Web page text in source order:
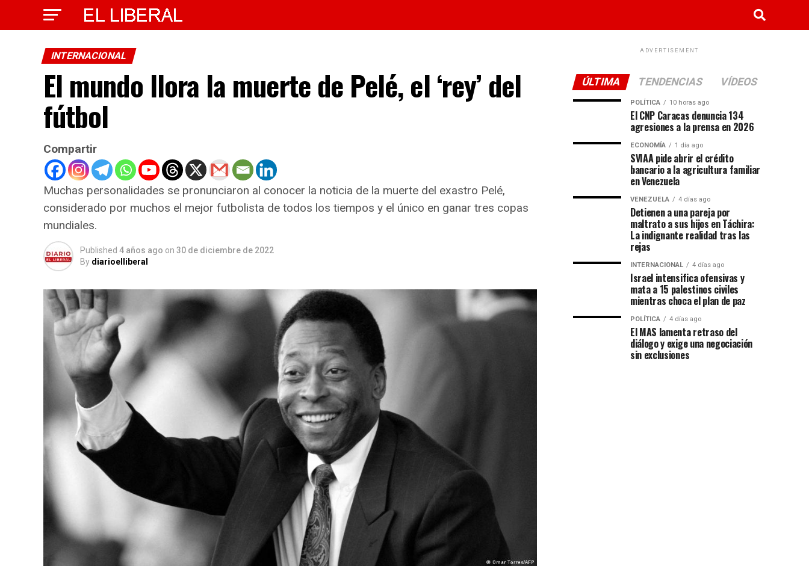
INTERNACIONAL
El mundo llora la muerte de Pelé, el ‘rey’ del
fútbol
Compartir
Muchas personalidades se pronunciaron al conocer la noticia de la muerte del exastro Pelé,
considerado por muchos el mejor futbolista de todos los tiempos y el único en ganar tres copas
mundiales.
Published 4 años ago on 30 de diciembre de 2022
By diarioelliberal
ADVERTISEMENT
ÚLTIMA TENDENCIAS VÍDEOS
POLÍTICA 10 horas ago
El CNP Caracas denuncia 134
agresiones a la prensa en 2026
ECONOMÍA 1 día ago
SVIAA pide abrir el crédito
bancario a la agricultura familiar
en Venezuela
VENEZUELA 4 días ago
Detienen a una pareja por
maltrato a sus hijos en Táchira:
La indignante realidad tras las
rejas
INTERNACIONAL 4 días ago
Israel intensifica ofensivas y
mata a 15 palestinos civiles
mientras choca el plan de paz
POLÍTICA 4 días ago
El MAS lamenta retraso del
diálogo y exige una negociación
sin exclusiones